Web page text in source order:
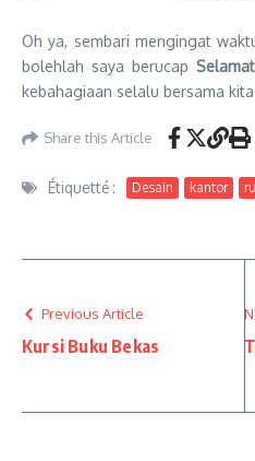
Oh ya, sembari mengingat
bolehlah saya berucap
kebahagiaan selalu bersama
Share this Article
Étiquetté : Desain kantor
Previous Article
Kursi Buku Bekas